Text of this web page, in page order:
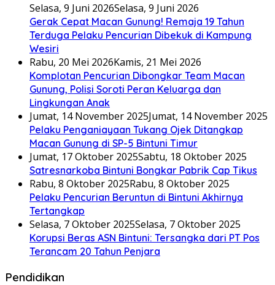
Selasa, 9 Juni 2026Selasa, 9 Juni 2026
Gerak Cepat Macan Gunung! Remaja 19 Tahun
Terduga Pelaku Pencurian Dibekuk di Kampung
Wesiri
Rabu, 20 Mei 2026Kamis, 21 Mei 2026
Komplotan Pencurian Dibongkar Team Macan
Gunung, Polisi Soroti Peran Keluarga dan
Lingkungan Anak
Jumat, 14 November 2025Jumat, 14 November 2025
Pelaku Penganiayaan Tukang Ojek Ditangkap
Macan Gunung di SP-5 Bintuni Timur
Jumat, 17 Oktober 2025Sabtu, 18 Oktober 2025
Satresnarkoba Bintuni Bongkar Pabrik Cap Tikus
Rabu, 8 Oktober 2025Rabu, 8 Oktober 2025
Pelaku Pencurian Beruntun di Bintuni Akhirnya
Tertangkap
Selasa, 7 Oktober 2025Selasa, 7 Oktober 2025
Korupsi Beras ASN Bintuni: Tersangka dari PT Pos
Terancam 20 Tahun Penjara
Pendidikan